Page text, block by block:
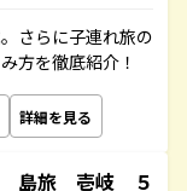
さらに子連れ旅の
方を徹底紹介！
詳細を見る
島旅 壱岐 ５